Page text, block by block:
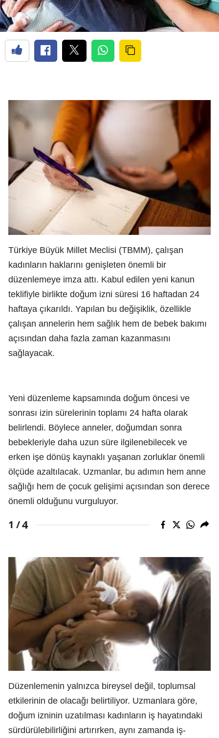
Türkiye Büyük Millet Meclisi (TBMM), çalışan
kadınların haklarını genişleten önemli bir
düzenlemeye imza attı. Kabul edilen yeni kanun
teklifiyle birlikte doğum izni süresi 16 haftadan 24
haftaya çıkarıldı. Yapılan bu değişiklik, özellikle
çalışan annelerin hem sağlık hem de bebek bakımı
açısından daha fazla zaman kazanmasını
sağlayacak.
Yeni düzenleme kapsamında doğum öncesi ve
sonrası izin sürelerinin toplamı 24 hafta olarak
belirlendi. Böylece anneler, doğumdan sonra
bebekleriyle daha uzun süre ilgilenebilecek ve
erken işe dönüş kaynaklı yaşanan zorluklar önemli
ölçüde azaltılacak. Uzmanlar, bu adımın hem anne
sağlığı hem de çocuk gelişimi açısından son derece
önemli olduğunu vurguluyor.
1 /4
Düzenlemenin yalnızca bireysel değil, toplumsal
etkilerinin de olacağı belirtiliyor. Uzmanlara göre,
doğum izninin uzatılması kadınların iş hayatındaki
sürdürülebilirliğini artırırken, aynı zamanda iş-